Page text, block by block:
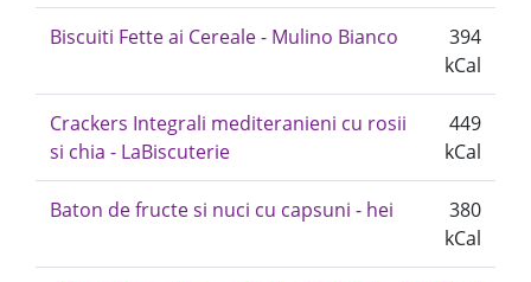
Biscuiti Fette ai Cereale - Mulino Bianco
394
kCal
Crackers Integrali mediteranieni cu rosii
si chia - LaBiscuterie
449
kCal
Baton de fructe si nuci cu capsuni - hei
380
kCal